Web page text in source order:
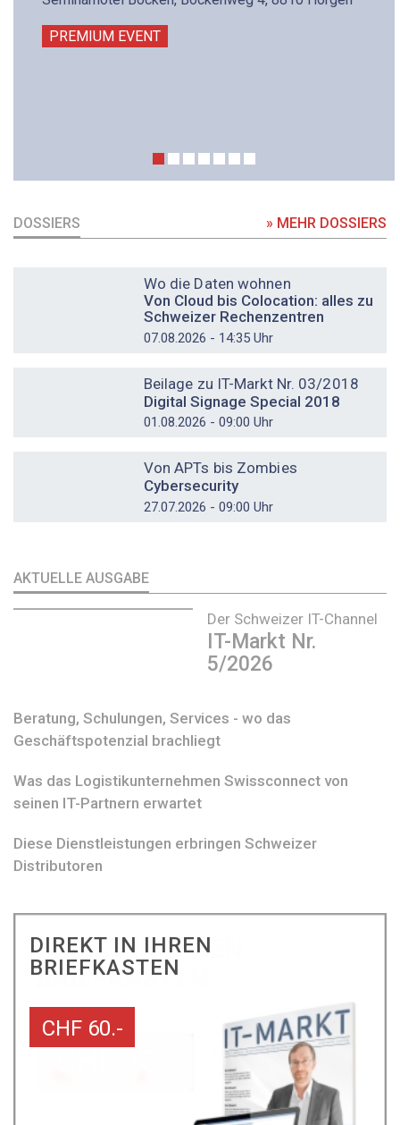
PREMIUM EVENT
DOSSIERS » MEHR DOSSIERS
Wo die Daten wohnen
Von Cloud bis Colocation: alles zu
Schweizer Rechenzentren
07.08.2026 - 14:35 Uhr
Beilage zu IT-Markt Nr. 03/2018
Digital Signage Special 2018
01.08.2026 - 09:00 Uhr
Von APTs bis Zombies
Cybersecurity
27.07.2026 - 09:00 Uhr
AKTUELLE AUSGABE
Der Schweizer IT-Channel
IT-Markt Nr.
5/2026
Beratung, Schulungen, Services - wo das
Geschäftspotenzial brachliegt
Was das Logistikunternehmen Swissconnect von
seinen IT-Partnern erwartet
Diese Dienstleistungen erbringen Schweizer
Distributoren
DIREKT IN IHREN
BRIEFKASTEN
CHF 60.-